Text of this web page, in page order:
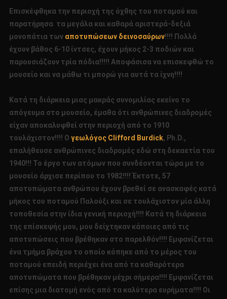
Επισκέφθηκα την περιοχή της όχθης του ποταμού και
παρατήρησα τα μεγάλα και καθαρά αριστερά-δεξιά
μονοπάτια των αποτυπώσεων δεινοσαύρων!!!! Πολλά
έχουν βάθος 6-10 ίντσες, έχουν μήκος 2-3 ποδιών και
παρουσιάζουν τρία πόδια!!!!! Αποφάσισα να επισκεφθώ το
μουσείο και να μάθω τι μπορώ για αυτά τα ίχνη!!!!
Κατά τη διάρκεια μιας μακράς συνομιλίας εκείνο το
απόγευμα στο μουσείο, έμαθα ότι ανθρώπινες διαδρομές
είχαν αποκαλυφθεί στην περιοχή από το 1910
τουλάχιστον!!!! Ο γεωλόγος Clifford Burdick, Ph.D.,
επαλήθευσε ανθρώπινες διαδρομές εδώ στη δεκαετία του
1940!!! Το έργο των ατόμων που συνδέονται τώρα με το
μουσείο άρχισε περίπου το 1982!!!! Έκτοτε, 57
αποτυπώματα ανθρώπου έχουν βρεθεί σε ανασκαφές κατά
μήκος του ποταμού Παλούξι και σε τουλάχιστον μία άλλη
τοποθεσία στην ίδια γενική περιοχή!!!! Κατά τη διάρκεια
της επίσκεψής μου, μου δείχτηκαν κάποιες από τις
αποτυπώσεις που βρέθηκαν στο παρελθόν!!!! Εμφανίζεται
ένα τμήμα βράχου το οποίο κόπηκε από το μέρος του
ποταμού επειδή περιέχει ένα από τα καθαρότερα
αποτυπώματα που βρέθηκαν μέχρι σήμερα!!!! Εμφανίζεται
επίσης μια διατομή ενός από τα καλύτερα ευρήματα!!!! Οι